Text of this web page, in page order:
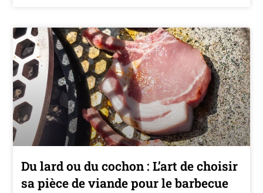
Du lard ou du cochon : L’art de choisir
sa pièce de viande pour le barbecue